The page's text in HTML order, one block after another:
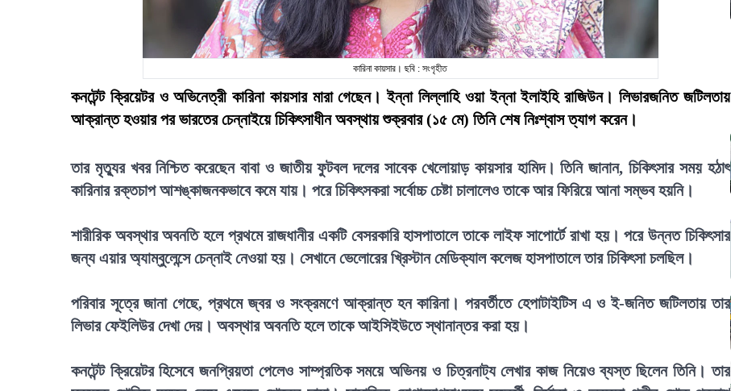
কারিনা কায়সার। ছবি : সংগৃহীত
কনটেন্ট ক্রিয়েটর ও অভিনেত্রী কারিনা কায়সার মারা গেছেন। ইন্না লিল্লাহি ওয়া ইন্না ইলাইহি রাজিউন। লিভারজনিত জটিলতায়
আক্রান্ত হওয়ার পর ভারতের চেন্নাইয়ে চিকিৎসাধীন অবস্থায় শুক্রবার (১৫ মে) তিনি শেষ নিঃশ্বাস ত্যাগ করেন।
তার মৃত্যুর খবর নিশ্চিত করেছেন বাবা ও জাতীয় ফুটবল দলের সাবেক খেলোয়াড় কায়সার হামিদ। তিনি জানান, চিকিৎসার সময় হঠাৎ
কারিনার রক্তচাপ আশঙ্কাজনকভাবে কমে যায়। পরে চিকিৎসকরা সর্বোচ্চ চেষ্টা চালালেও তাকে আর ফিরিয়ে আনা সম্ভব হয়নি।
শারীরিক অবস্থার অবনতি হলে প্রথমে রাজধানীর একটি বেসরকারি হাসপাতালে তাকে লাইফ সাপোর্টে রাখা হয়। পরে উন্নত চিকিৎসার
জন্য এয়ার অ্যাম্বুলেন্সে চেন্নাই নেওয়া হয়। সেখানে ভেলোরের খ্রিস্টান মেডিক্যাল কলেজ হাসপাতালে তার চিকিৎসা চলছিল।
পরিবার সূত্রে জানা গেছে, প্রথমে জ্বর ও সংক্রমণে আক্রান্ত হন কারিনা। পরবর্তীতে হেপাটাইটিস এ ও ই-জনিত জটিলতায় তার
লিভার ফেইলিউর দেখা দেয়। অবস্থার অবনতি হলে তাকে আইসিইউতে স্থানান্তর করা হয়।
কনটেন্ট ক্রিয়েটর হিসেবে জনপ্রিয়তা পেলেও সাম্প্রতিক সময়ে অভিনয় ও চিত্রনাট্য লেখার কাজ নিয়েও ব্যস্ত ছিলেন তিনি। তার